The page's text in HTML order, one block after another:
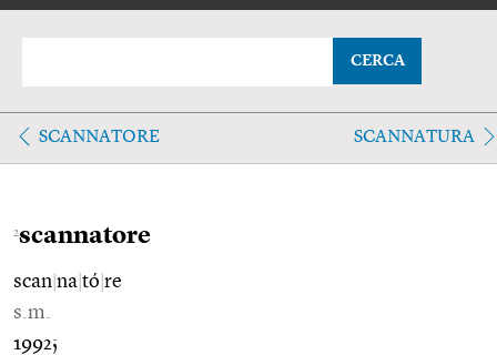
CERCA
SCANNATORE SCANNATURA
2scannatore
scan na tó re
s.m.
1992;